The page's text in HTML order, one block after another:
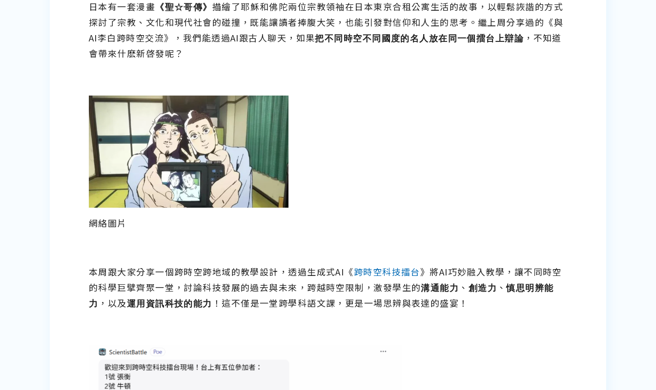
日本有一套漫畫 《聖☆哥傳》 描繪了耶穌和佛陀兩位宗教領袖在日本東京合租公寓生活的故事，以輕鬆詼諧的方式
探討了宗教、文化和現代社會的碰撞，既能讓讀者捧腹大笑，也能引發對信仰和人生的思考。繼上周分享過的《與
AI李白跨時空交流》，我們能透過AI跟古人聊天，如果把不同時空不同國度的名人放在同一個擂台上辯論 ，不知道
會帶來什麽新啓發呢？
網絡圖片
本周跟大家分享一個跨時空跨地域的教學設計，透過生成式AI《 跨時空科技擂台 》將AI巧妙融入教學，讓不同時空
的科學巨擘齊聚一堂，討論科技發展的過去與未來，跨越時空限制，激發學生的溝通能力 、 創造力 、慎思明辨能
力 ，以及運用資訊科技的能力 ！這不僅是一堂跨學科語文課，更是一場思辨與表達的盛宴！